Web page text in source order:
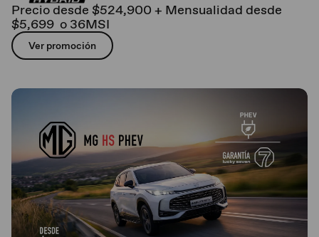
Precio desde $524,900 + Mensualidad desde
$5,699 o 36MSI
Ver promoción